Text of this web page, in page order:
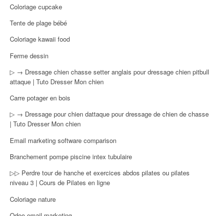
Coloriage cupcake
Tente de plage bébé
Coloriage kawaii food
Ferme dessin
▷ → Dressage chien chasse setter anglais pour dressage chien pitbull
attaque | Tuto Dresser Mon chien
Carre potager en bois
▷ → Dressage pour chien dattaque pour dressage de chien de chasse
| Tuto Dresser Mon chien
Email marketing software comparison
Branchement pompe piscine intex tubulaire
▷▷ Perdre tour de hanche et exercices abdos pilates ou pilates
niveau 3 | Cours de Pilates en ligne
Coloriage nature